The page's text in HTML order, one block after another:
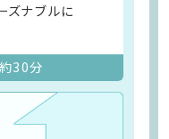
ズナブルに
30分